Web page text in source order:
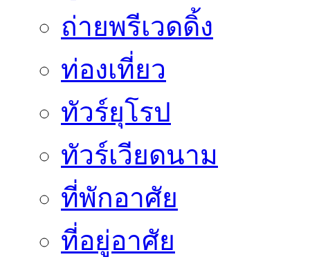
ถ่ายพรีเวดดิ้ง
ท่องเที่ยว
ทัวร์ยุโรป
ทัวร์เวียดนาม
ที่พักอาศัย
ที่อยู่อาศัย